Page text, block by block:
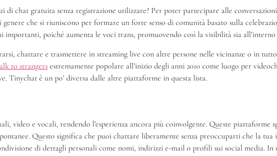
chat gratuita senza registrazione utilizzare? Per poter partecipare alle
che si riuniscono per formare un forte senso di comunità basato sulla
poiché aumenta le voci trans, promuovendo così la visibilità sia
chattare e trasmettere in streaming live con altre persone nelle vicinanze o in
to strangers estremamente popolare all’inizio degli anni 2010 come luogo per
Tinychat è un po’ diversa dalle altre piattaforme in questa lista.
video e vocali, rendendo l’esperienza ancora più coinvolgente. Queste piattaforme
Questo significa che puoi chattare liberamente senza preoccuparti che la
di dettagli personali come nomi, indirizzi e-mail o profili sui social media.